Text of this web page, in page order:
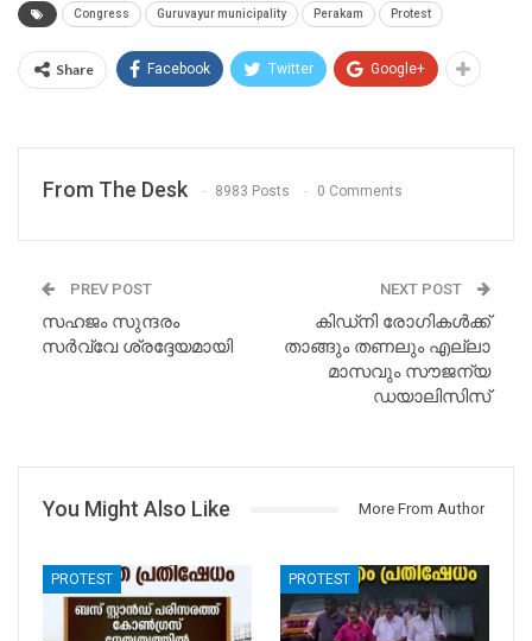
Congress Guruvayur municipality Perakam Protest
Share Facebook Twitter Google+
From The Desk 8983 Posts 0 Comments
PREV POST
സഹജം സുന്ദരം
സർവ്വേ ശ്രദ്ദേയമായി
NEXT POST
കിഡ്നി രോഗികൾക്ക്
താങ്ങും തണലും എല്ലാ
മാസവും സൗജന്യ
ഡയാലിസിസ്
You Might Also Like More From Author
PROTEST PROTEST